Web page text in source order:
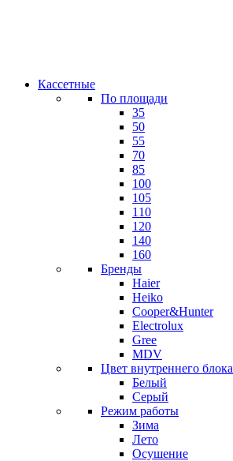
Кассетные
По площади
35
50
55
70
85
100
105
110
120
140
160
Бренды
Haier
Heiko
Cooper&Hunter
Electrolux
Gree
MDV
Цвет внутреннего блока
Белый
Серый
Режим работы
Зима
Лето
Осушение